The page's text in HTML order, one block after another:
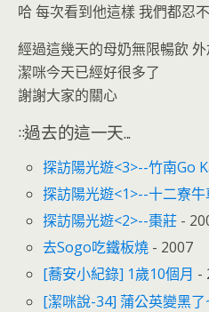
哈 每次看到他這樣 我們都
經過這幾天的母奶無限暢飲
潔咪今天已經好很多了
謝謝大家的關心
::過去的這一天...
探訪陽光遊<3>--竹南Go
探訪陽光遊<1>--十二寮
探訪陽光遊<2>--棗莊 -
去Sogo吃鐵板燒 - 2007
[蕎安小紀錄] 1歲10個月 -
[潔咪說-34] 蒲公英變黑了